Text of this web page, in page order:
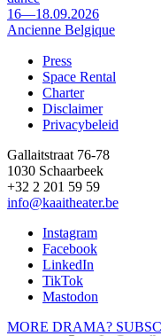
16—18.09.2026
Ancienne Belgique
Footer
Press
Space Rental
Charter
Disclaimer
Privacybeleid
Gallaitstraat 76-78
1030 Schaarbeek
+32 2 201 59 59
info@kaaitheater.be
Instagram
Facebook
LinkedIn
TikTok
Mastodon
MORE DRAMA?